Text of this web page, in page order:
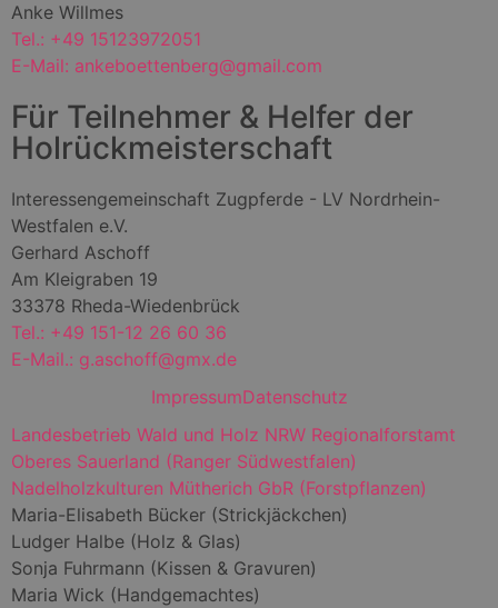
Anke Willmes
Tel.: +49 15123972051
E-Mail: ankeboettenberg@gmail.com
Für Teilnehmer & Helfer der
Holrückmeisterschaft
Interessengemeinschaft Zugpferde - LV Nordrhein-
Westfalen e.V.
Gerhard Aschoff
Am Kleigraben 19
33378 Rheda-Wiedenbrück
Tel.: +49 151-12 26 60 36
E-Mail.: g.aschoff@gmx.de
ImpressumDatenschutz
Landesbetrieb Wald und Holz NRW Regionalforstamt
Oberes Sauerland (Ranger Südwestfalen)
Nadelholzkulturen Mütherich GbR (Forstpflanzen)
Maria-Elisabeth Bücker (Strickjäckchen)
Ludger Halbe (Holz & Glas)
Sonja Fuhrmann (Kissen & Gravuren)
Maria Wick (Handgemachtes)